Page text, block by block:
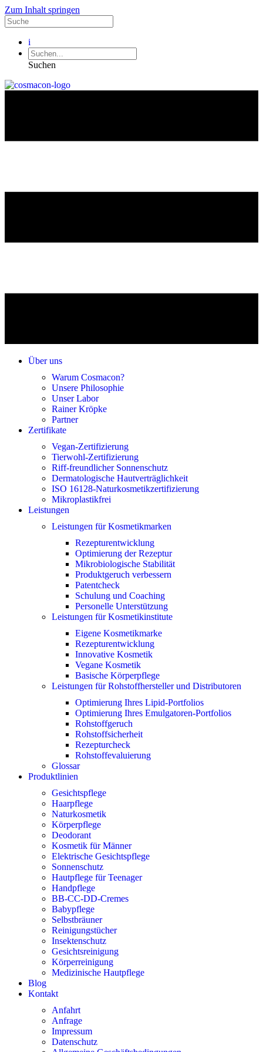
Zum Inhalt springen
i
Suchen
Über uns
Warum Cosmacon?
Unsere Philosophie
Unser Labor
Rainer Kröpke
Partner
Zertifikate
Vegan-Zertifizierung
Tierwohl-Zertifizierung
Riff-freundlicher Sonnenschutz
Dermatologische Hautverträglichkeit
ISO 16128-Naturkosmetikzertifizierung
Mikroplastikfrei
Leistungen
Leistungen für Kosmetikmarken
Rezepturentwicklung
Optimierung der Rezeptur
Mikrobiologische Stabilität
Produktgeruch verbessern
Patentcheck
Schulung und Coaching
Personelle Unterstützung
Leistungen für Kosmetikinstitute
Eigene Kosmetikmarke
Rezepturentwicklung
Innovative Kosmetik
Vegane Kosmetik
Basische Körperpflege
Leistungen für Rohstoffhersteller und Distributoren
Optimierung Ihres Lipid-Portfolios
Optimierung Ihres Emulgatoren-Portfolios
Rohstoffgeruch
Rohstoffsicherheit
Rezepturcheck
Rohstoffevaluierung
Glossar
Produktlinien
Gesichtspflege
Haarpflege
Naturkosmetik
Körperpflege
Deodorant
Kosmetik für Männer
Elektrische Gesichtspflege
Sonnenschutz
Hautpflege für Teenager
Handpflege
BB-CC-DD-Cremes
Babypflege
Selbstbräuner
Reinigungstücher
Insektenschutz
Gesichtsreinigung
Körperreinigung
Medizinische Hautpflege
Blog
Kontakt
Anfahrt
Anfrage
Impressum
Datenschutz